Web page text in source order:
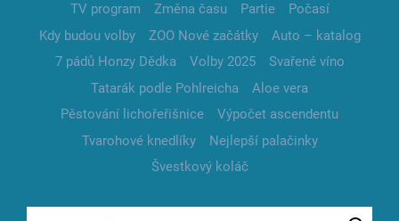
TV program
Změna času Partie
Počasí
Kdy budou volby
ZOO Nové začátky
Auto – katalog
7 pádů Honzy Dědka
Volby 2025
Svařené víno
Tatarák podle Pohlreicha
Aloe vera
Pěstování lichořeřišnice
Výpočet ascendentu
Tvarohové knedlíky
Nejlepší palačinky
Švestkový koláč